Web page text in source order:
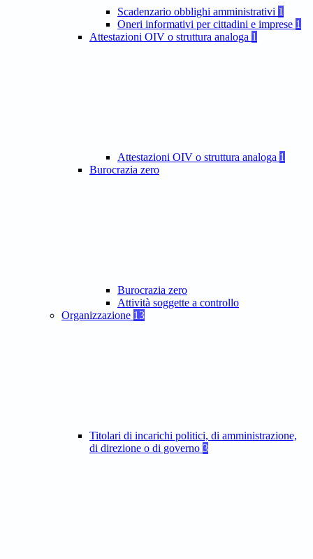
Scadenzario obblighi amministrativi 1
Oneri informativi per cittadini e imprese 1
Attestazioni OIV o struttura analoga 1
Attestazioni OIV o struttura analoga 1
Burocrazia zero
Burocrazia zero
Attività soggette a controllo
Organizzazione 13
Titolari di incarichi politici, di amministrazione,
di direzione o di governo 3